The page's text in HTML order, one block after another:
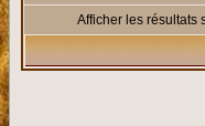
Afficher les résultats